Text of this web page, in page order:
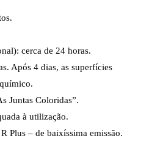
cerca de 24 horas.
Após 4 dias, as superfícies
Juntas Coloridas”.
à utilização.
Plus – de baixíssima emissão.